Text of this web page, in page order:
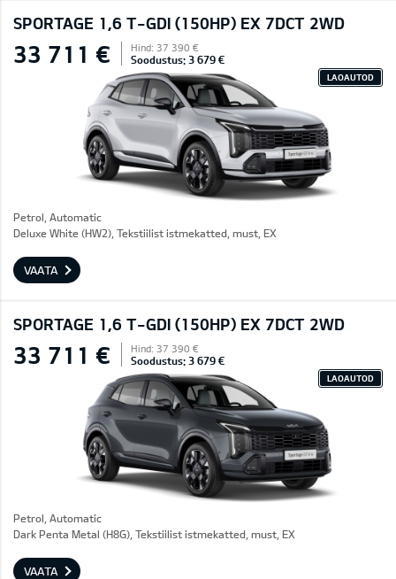
SPORTAGE 1,6 T-GDI (150HP) EX 7DCT 2WD
33 711 € Hind: 37 390 €
Soodustus: 3 679 €
LAOAUTOD
Petrol, Automatic
Deluxe White (HW2), Tekstiilist istmekatted, must, EX
VAATA
SPORTAGE 1,6 T-GDI (150HP) EX 7DCT 2WD
33 711 € Hind: 37 390 €
Soodustus: 3 679 €
LAOAUTOD
Petrol, Automatic
Dark Penta Metal (H8G), Tekstiilist istmekatted, must, EX
VAATA